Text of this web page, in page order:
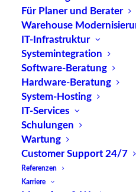
Für Planer und Berater
Warehouse
IT-Infrastruktur
Systemintegration
Software-Beratung
Hardware-Beratung
System-Hosting
IT-Services
Schulungen
Wartung
Customer Support 24/7
Referenzen
Karriere
Die Intralogistik
tiefgreifenden
by TUP Redaktion
TUP GmbH & Co. KG